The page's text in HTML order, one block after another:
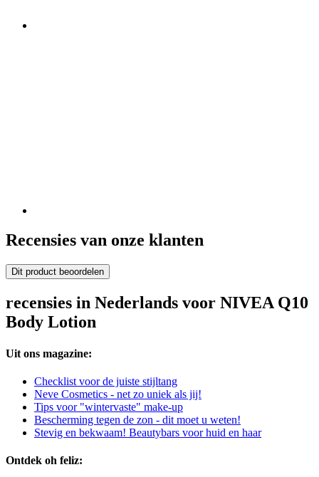
Recensies van onze klanten
Dit product beoordelen
recensies in Nederlands voor NIVEA Q10
Body Lotion
Uit ons magazine:
Checklist voor de juiste stijltang
Neve Cosmetics - net zo uniek als jij!
Tips voor "wintervaste" make-up
Bescherming tegen de zon - dit moet u weten!
Stevig en bekwaam! Beautybars voor huid en haar
Ontdek oh feliz: